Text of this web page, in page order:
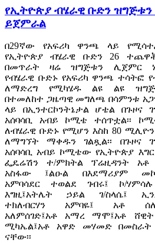
የኢትዮጵያ ብሄራዊ ቡድን ዝግጅቱን
ይጀምራል
በ29ኛው የአፍሪካ ዋንጫ ላይ
የኢትዮጵያ ብሄራዊ ቡድን 26
በመጥራት ዛሬ ዝግጅቱን ሊጀምር
የብሄራዊ ቡድኑ የአፍሪካ ዋንጫ ተሳትፎ
ለማድረግ የሚካሄዱ ልዩ ልዩ
በተመለከተ ጋዜጣዊ መግለጫ በሳምንቱ
ላይ በኢንተርኮንትኔታል ሆቴል በጉዞና
አሰባሳቢ አብይ ኮሚቴ ተሰጥቷል፡፡
ለብሄራዊ ቡድኑ የሚሆን እስከ 80
ለማግኘት ማቀዱን ገልጿል፡፡ በጉዞና
አሰባሳቢ አብይ ኮሚቴው የኢትዮጵያ
ፌዴሬሽን ተ/ምክትል ፕሬዚዳንት አቶ
አስፋው ፤ልዑል በእደማሪያም
አምባሳደር ተወልደ ገብሩ፤ ኮ/
እግዚ፤አትሌት ኃይል ገ/ስላሴ፤
ተክለብርሃን አምባዬ፤ አቶ
አለምሰገድ፤አቶ አማረ ማሞ፤አቶ
ሚካኤል፤አቶ አዋድ መሃመድ በመስራት
ናቸው፡፡